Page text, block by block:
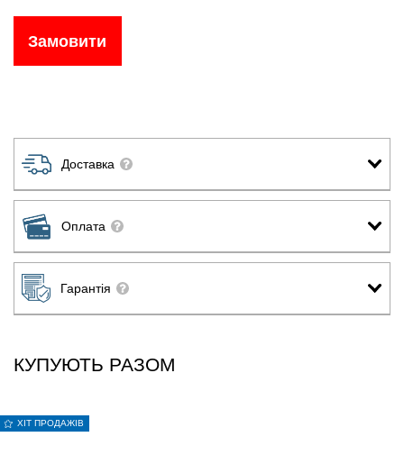
Замовити
Доставка
Оплата
Гарантія
КУПУЮТЬ РАЗОМ
ХІТ ПРОДАЖІВ